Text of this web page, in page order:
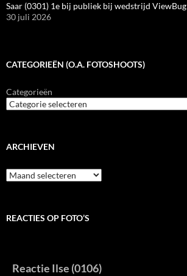
Saar (0301) 1e bij publiek bij wedstrijd ViewBug
30 juli 2026
CATEGORIEËN (O.A. FOTOSHOOTS)
Categorieën
ARCHIEVEN
Archieven
REACTIES OP FOTO’S
Reactie Ilse (0106)